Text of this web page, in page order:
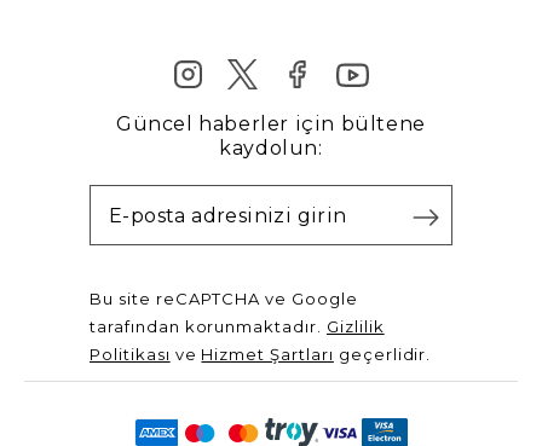
Güncel haberler için bültene
kaydolun:
Bu site reCAPTCHA ve Google
tarafından korunmaktadır. Gizlilik
Politikası ve Hizmet Şartları geçerlidir.